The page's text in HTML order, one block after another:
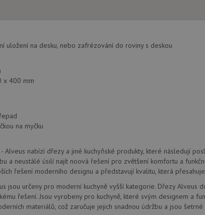
uložení na desku, nebo zafrézování do roviny s deskou
x 400 mm
na myčku
- Alveus nabízí dřezy a jiné kuchyňské produkty, které následují
a neustálé úsilí najít noová řešení pro zvětšení komfortu a
řešení moderního designu a představují kvalitu, která
jsou určeny pro moderní kuchyně vyšší kategorie. Dřezy Alveus
řešení. Jsou vyrobeny pro kuchyně, které svým designem a
materiálů, což zaručuje jejich snadnou údržbu a jsou
dny
jako soubor cookie relace, bude pravděpodobně použit
Popis
Tento název souboru cookie je spojen s Google Universal Analytics - což je
cookie se používá k rozlišení jedinečných uživatelů přiřazením náhodně
vygenerovaného čísla jako identifikátoru klienta. Je součástí každého
na stránku na webu a slouží k výpočtu údajů o návštěvnících, relacích a
kampaních pro analytické přehledy webů.
Vyprší Popis
volby soukromí pro jejich interakci s webem.
údaje o souhlasu návštěvníka s různými zásadami
osobních údajů a nastavením, které zajistí, že jejich
preference budou v budoucích sezeních
soukromí společnosti Google